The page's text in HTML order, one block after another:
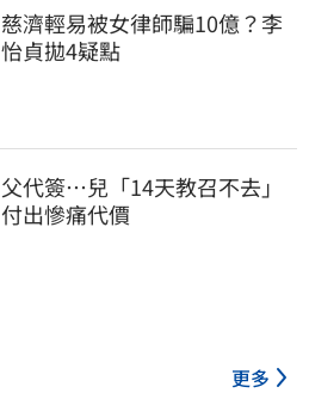
慈濟輕易被女律師騙10億？李
怡貞拋4疑點
父代簽…兒「14天教召不去」
付出慘痛代價
更多